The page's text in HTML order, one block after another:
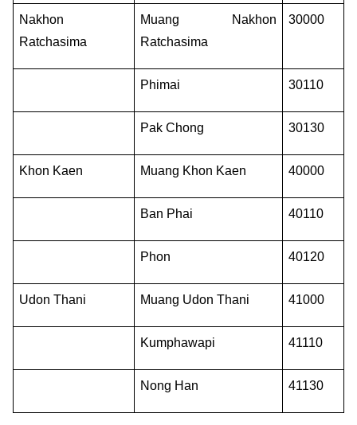
Nakhon
Ratchasima
Muang Nakhon
Ratchasima
30000
Phimai 30110
Pak Chong 30130
Khon Kaen Muang Khon Kaen 40000
Ban Phai 40110
Phon 40120
Udon Thani Muang Udon Thani 41000
Kumphawapi 41110
Nong Han 41130